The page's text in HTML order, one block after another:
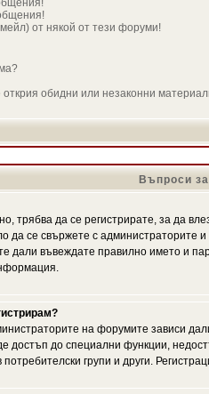
от някой от тези форуми!
открия обидни или незаконни
Въпроси
трябва да се регистрирате, за да
да се свържете с администраторите
дали въвеждате правилно името и
на форумите зависи
достъп до специални функции,
групи и други.